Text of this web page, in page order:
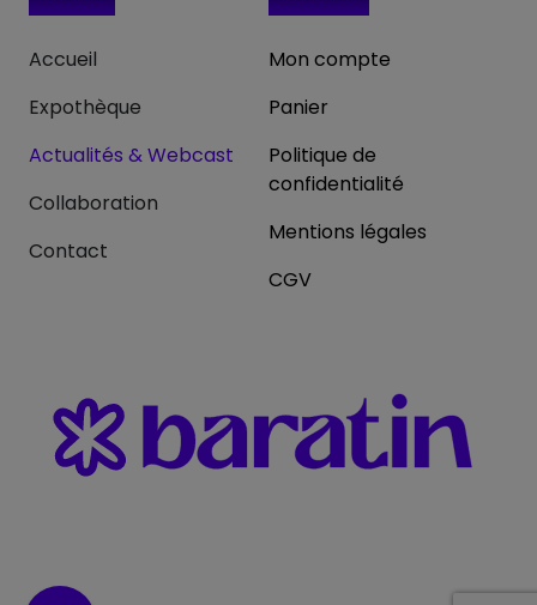
Accueil
Expothèque
Actualités & Webcast
Collaboration
Contact
Mon compte
Panier
Politique de
confidentialité
Mentions légales
CGV